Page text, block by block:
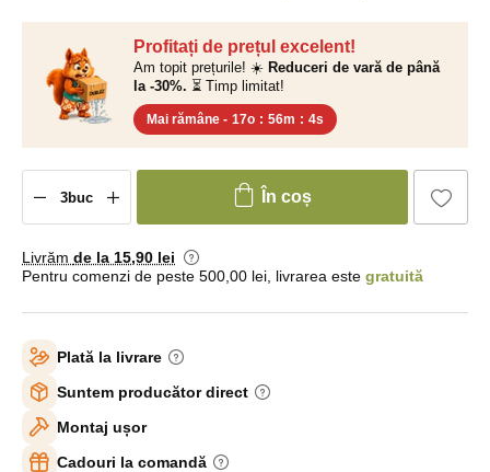
Profitați de prețul excelent!
Am topit prețurile! ☀️ Reduceri de vară de până
la -30%. ⏳ Timp limitat!
Mai rămâne - 17o : 56m : 3s
În coș
Livrăm de la 15,90 lei
Pentru comenzi de peste 500,00 lei, livrarea este gratuită
Plată la livrare
Suntem producător direct
Montaj ușor
Cadouri la comandă